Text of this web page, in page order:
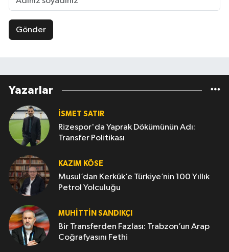
Gönder
Yazarlar
İSMET SATIR
Rizespor'da Yaprak Dökümünün Adı:
Transfer Politikası
KAZIM KÖSE
Musul’dan Kerkük’e Türkiye’nin 100 Yıllık
Petrol Yolculuğu
MUHITTIN SANDIKÇI
Bir Transferden Fazlası: Trabzon’un Arap
Coğrafyasını Fethi